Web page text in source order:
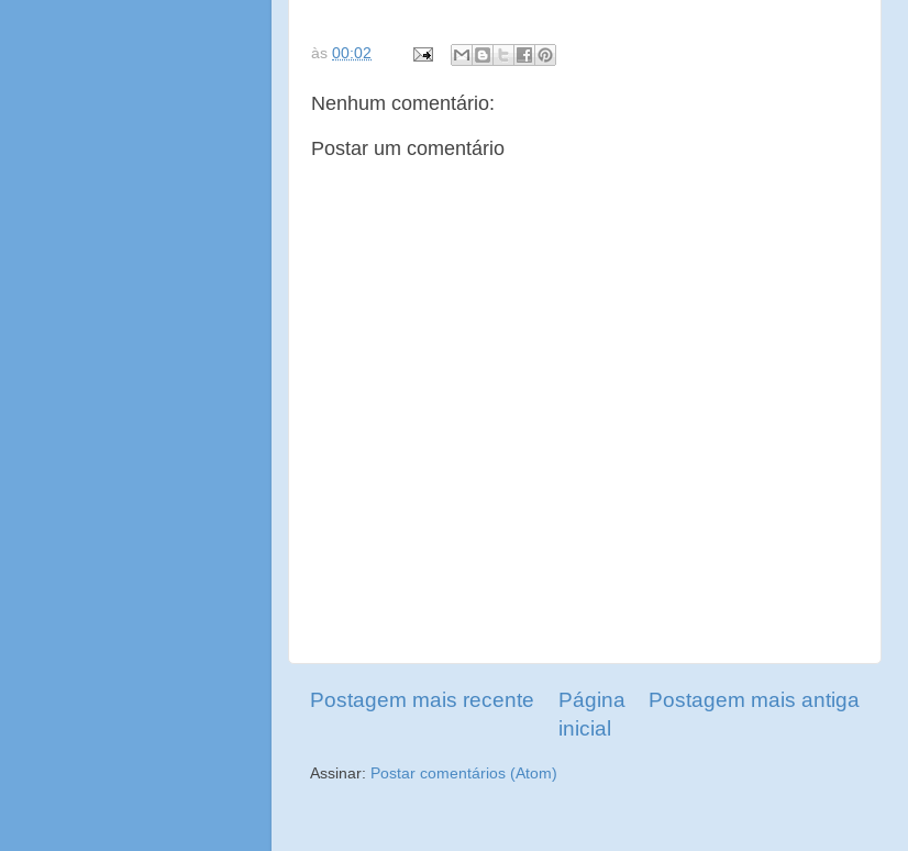
às 00:02
Nenhum comentário:
Postar um comentário
Postagem mais recente Postagem mais antiga
Página
inicial
Assinar: Postar comentários (Atom)